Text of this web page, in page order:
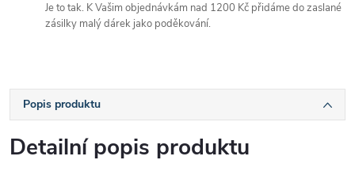
Je to tak. K Vašim objednávkám nad 1200 Kč přidáme do zaslané
zásilky malý dárek jako poděkování.
Popis produktu
Detailní popis produktu